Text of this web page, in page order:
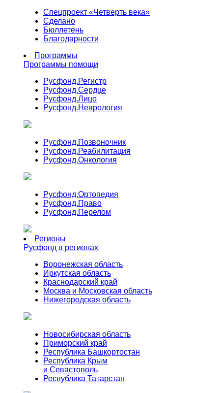
Спецпроект «Четверть века»
Сделано
Бюллетень
Благодарности
Программы
Программы помощи
Русфонд.Регистр
Русфонд.Сердце
Русфонд.Лицо
Русфонд.Неврология
Русфонд.Позвоночник
Русфонд.Реабилитация
Русфонд.Онкология
Русфонд.Ортопедия
Русфонд.Право
Русфонд.Перелом
Регионы
Русфонд в регионах
Воронежская область
Иркутская область
Краснодарский край
Москва и Московская область
Нижегородская область
Новосибирская область
Приморский край
Республика Башкортостан
Республика Крым
и Севастополь
Республика Татарстан